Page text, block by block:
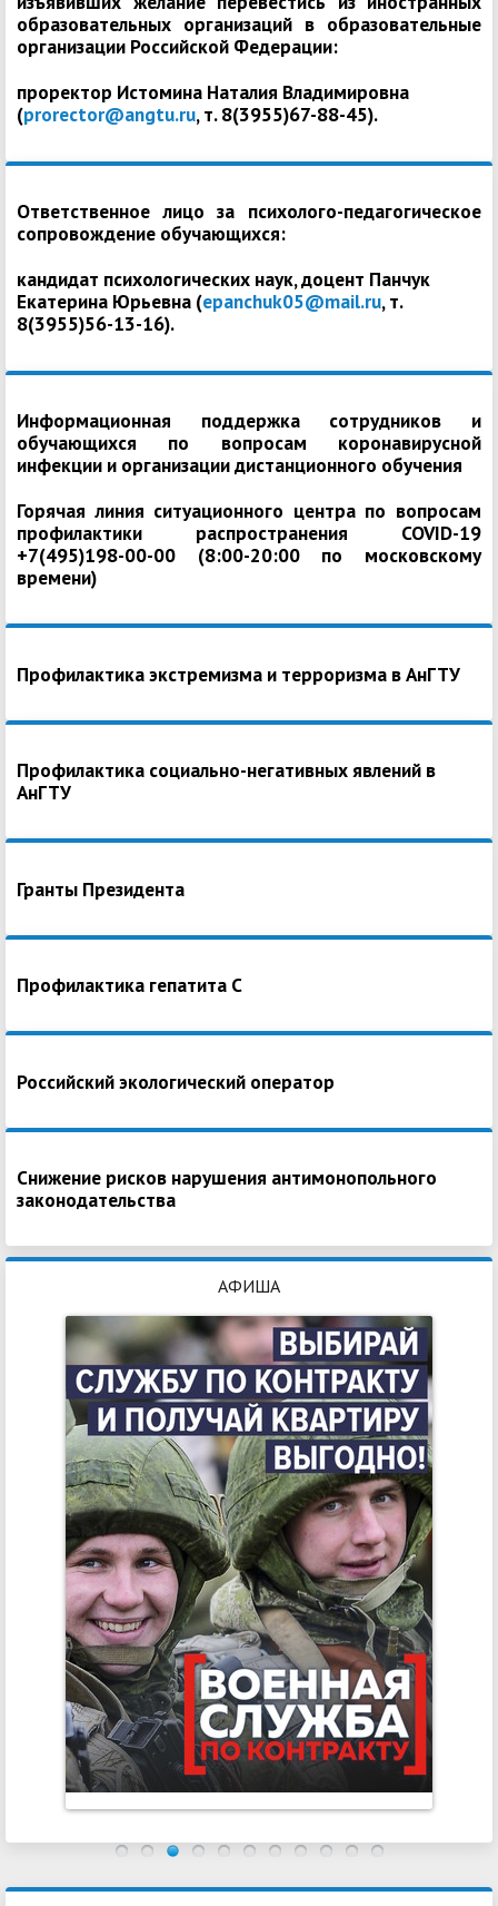
образовательных организаций в образовательные
организации Российской Федерации:
проректор Истомина Наталия Владимировна
(prorector@angtu.ru, т. 8(3955)67-88-45).
Ответственное лицо за психолого-педагогическое
сопровождение обучающихся:
кандидат психологических наук, доцент Панчук
Екатерина Юрьевна (epanchuk05@mail.ru, т.
8(3955)56-13-16).
Информационная поддержка сотрудников и
обучающихся по вопросам коронавирусной
инфекции и организации дистанционного обучения
Горячая линия ситуационного центра по вопросам
профилактики распространения COVID-19
+7(495)198-00-00 (8:00-20:00 по московскому
времени)
Профилактика экстремизма и терроризма в АнГТУ
Профилактика социально-негативных явлений в
АнГТУ
Гранты Президента
Профилактика гепатита С
Российский экологический оператор
Снижение рисков нарушения антимонопольного
законодательства
АФИША